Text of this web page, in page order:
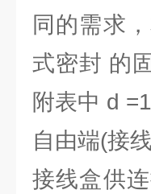
同的需求
式密封 的
附表中 d
自由端(接
接线盒供